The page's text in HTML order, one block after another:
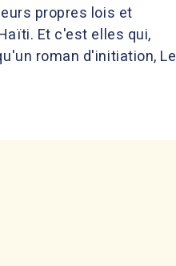
propres lois et
Et c'est elles qui,
roman d'initiation, Le